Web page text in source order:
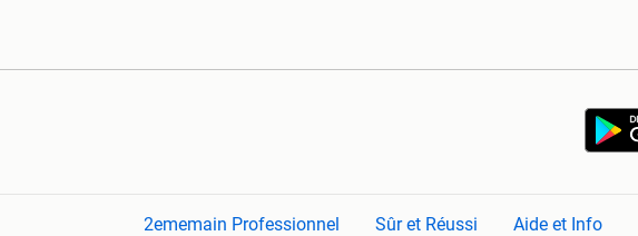
2ememain Professionnel Sûr et Réussi Aide et Info